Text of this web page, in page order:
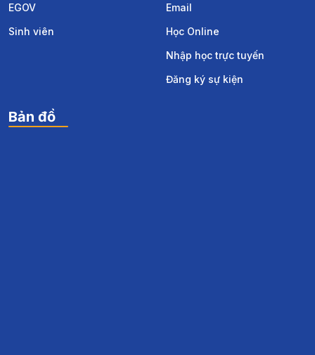
EGOV
Sinh viên
Email
Học Online
Nhập học trực tuyến
Đăng ký sự kiện
Bản đồ